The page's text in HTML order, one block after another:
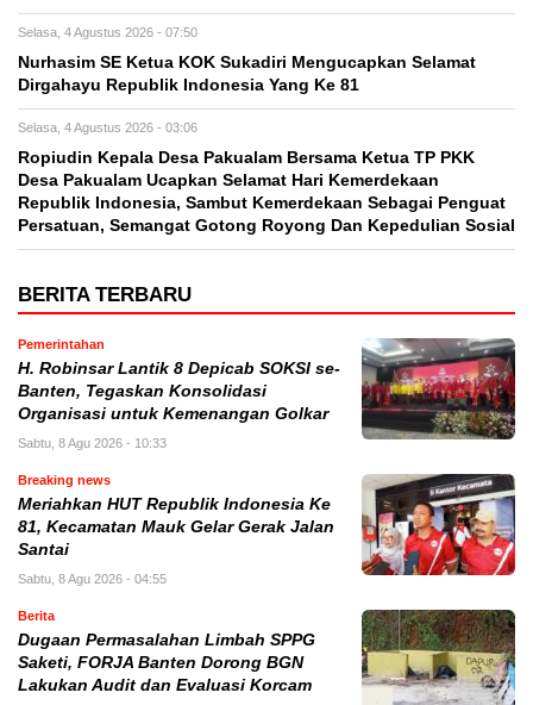
Selasa, 4 Agustus 2026 - 07:50
Nurhasim SE Ketua KOK Sukadiri Mengucapkan Selamat
Dirgahayu Republik Indonesia Yang Ke 81
Selasa, 4 Agustus 2026 - 03:06
Ropiudin Kepala Desa Pakualam Bersama Ketua TP PKK
Desa Pakualam Ucapkan Selamat Hari Kemerdekaan
Republik Indonesia, Sambut Kemerdekaan Sebagai Penguat
Persatuan, Semangat Gotong Royong Dan Kepedulian Sosial
BERITA TERBARU
Pemerintahan
H. Robinsar Lantik 8 Depicab SOKSI se-
Banten, Tegaskan Konsolidasi
Organisasi untuk Kemenangan Golkar
Sabtu, 8 Agu 2026 - 10:33
Breaking news
Meriahkan HUT Republik Indonesia Ke
81, Kecamatan Mauk Gelar Gerak Jalan
Santai
Sabtu, 8 Agu 2026 - 04:55
Berita
Dugaan Permasalahan Limbah SPPG
Saketi, FORJA Banten Dorong BGN
Lakukan Audit dan Evaluasi Korcam